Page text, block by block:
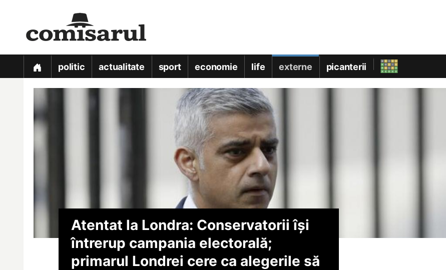
politic actualitate sport economie life externe picanterii
Atentat la Londra: Conservatorii își
întrerup campania electorală;
primarul Londrei cere ca alegerile să